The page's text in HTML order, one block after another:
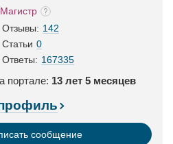
Магистр
Отзывы: 142
Статьи 0
Ответы: 167335
портале: 13 лет 5 месяцев
сообщение